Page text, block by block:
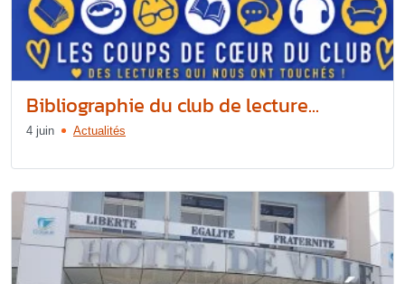
Bibliographie du club de lecture...
4 juin Actualités